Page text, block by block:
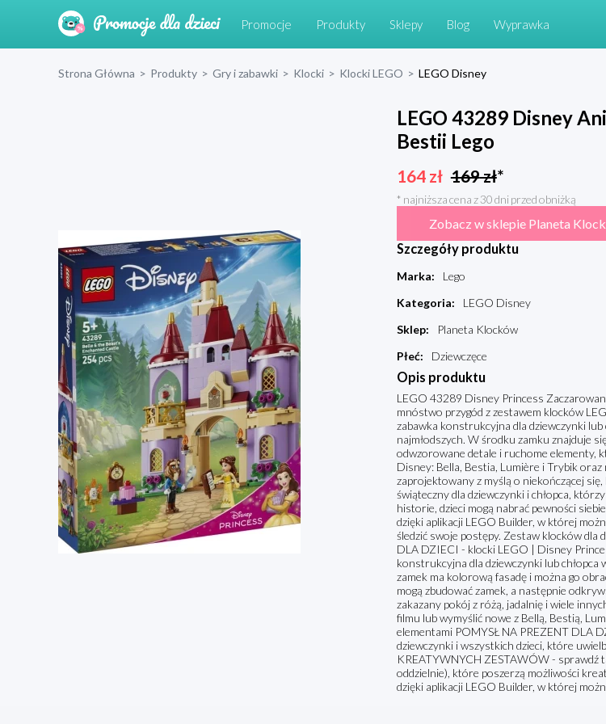
Promocje Produkty Sklepy Blog Wyprawka
Strona Główna > Produkty > Gry i zabawki > Klocki > Klocki LEGO > LEGO Disney
LEGO 43289 Disney
Bestii Lego
164zł 169zł*
* najniższa cena z 30 dni przed obniżką
Zobacz w sklepie Planeta
Szczegóły produktu
Marka:
Lego
Kategoria:
LEGO Disney
Sklep:
Planeta Klocków
Płeć: Dziewczęce
Opis produktu
LEGO 43289 Disney Princess
mnóstwo przygód z zestawem klocków
zabawka konstrukcyjna dla dziewczynki
najmłodszych. W środku zamku znajduje
odwzorowane detale i ruchome elementy,
Disney: Bella, Bestia, Lumière i Trybik
zaprojektowany z myślą o niekończącej
świąteczny dla dziewczynki i chłopca,
historie, dzieci mogą nabrać pewności
dzięki aplikacji LEGO Builder, w której
śledzić swoje postępy. Zestaw klocków dla
DLA DZIECI - klocki LEGO | Disney
konstrukcyjna dla dziewczynki lub
zamek ma kolorową fasadę i można go
mogą zbudować zamek, a następnie
zakazany pokój z różą, jadalnię i wiele
filmu lub wymyślić nowe z Bellą, Bestią,
elementami POMYSŁ NA PREZENT DLA
dziewczynki i wszystkich dzieci, które
KREATYWNYCH ZESTAWÓW -
oddzielnie), które poszerzą możliwości
dzięki aplikacji LEGO Builder, w której